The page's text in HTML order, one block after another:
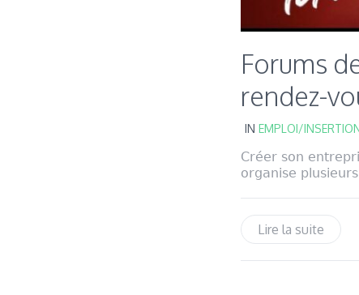
Forums
rendez-
IN EMPLOI/
Créer son
organise
Lire la suite